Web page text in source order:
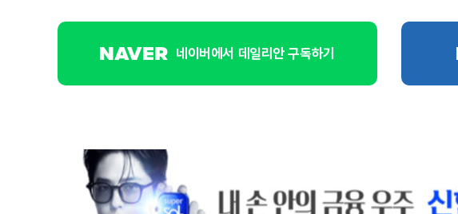
네이버에서 데일리안 구독하기